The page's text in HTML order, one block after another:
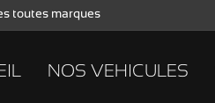
toutes marques
NOS VEHICULES